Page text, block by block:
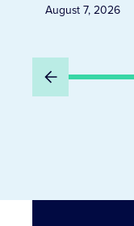
August 7, 2026